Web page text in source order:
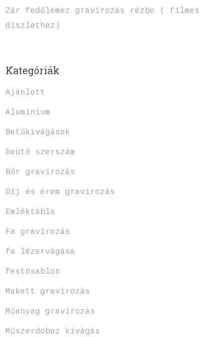
Zár fedőlemez gravírozás rézbe ( filmes
díszlethez)
Kategóriák
Ajánlott
Alumínium
Betűkivágások
beütő szerszám
Bőr gravírozás
Díj és érem gravírozás
Emléktábla
Fa gravírozás
fa lézervágása
festősablon
Makett gravírozás
Műanyag gravírozás
Műszerdoboz kivágás